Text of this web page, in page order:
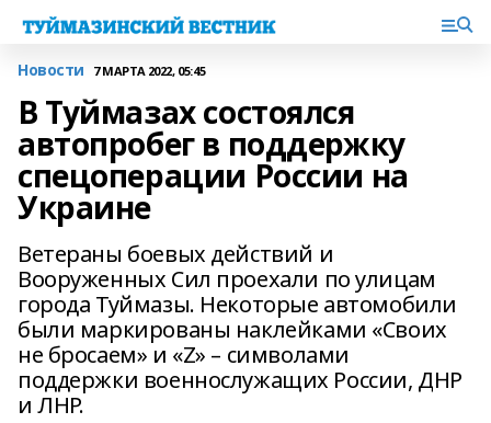
Новости 7 МАРТА 2022, 05:45
В Туймазах состоялся
автопробег в поддержку
спецоперации России на
Украине
Ветераны боевых действий и
Вооруженных Сил проехали по улицам
города Туймазы. Некоторые автомобили
были маркированы наклейками «Своих
не бросаем» и «Z» – символами
поддержки военнослужащих России, ДНР
и ЛНР.